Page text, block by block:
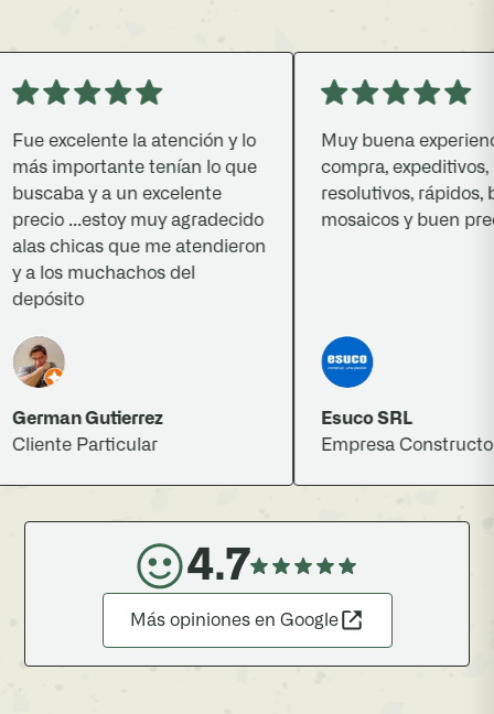
excelente la atención y lo
importante tenían lo que
y a un excelente
...estoy muy agradecido
chicas que me atendieron
los muchachos del
Gutierrez
Particular
Muy buena experiencia
compra, expeditivos,
resolutivos, rápidos,
mosaicos y buen
Esuco SRL
Empresa Constructora
4.7
Más opiniones en Google